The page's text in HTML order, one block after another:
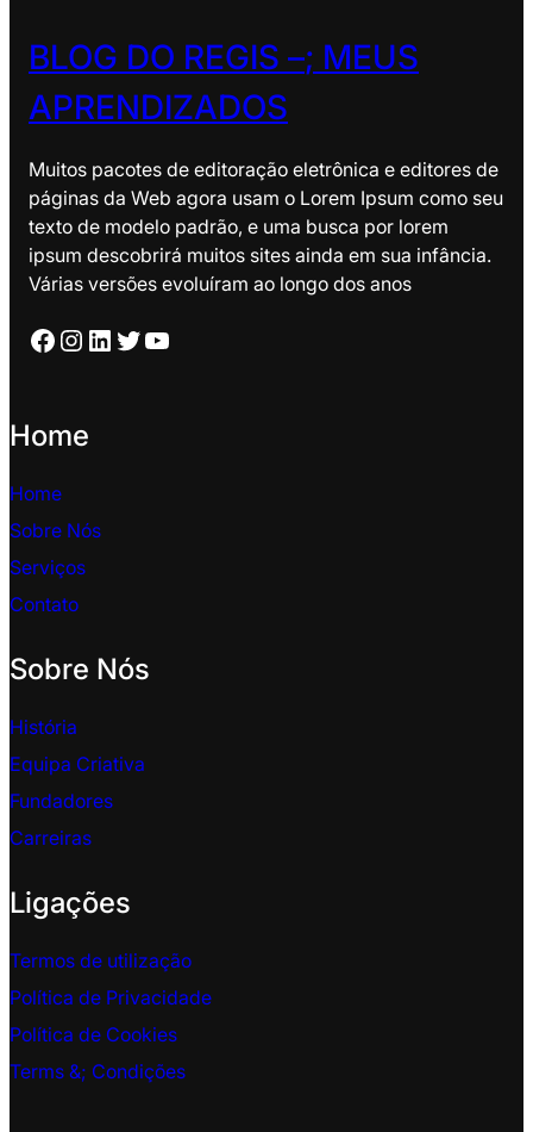
BLOG DO REGIS –; MEUS
APRENDIZADOS
Muitos pacotes de editoração eletrônica e editores de
páginas da Web agora usam o Lorem Ipsum como seu
texto de modelo padrão, e uma busca por lorem
ipsum descobrirá muitos sites ainda em sua infância.
Várias versões evoluíram ao longo dos anos
Facebook Instagram LinkedIn Twitter YouTube
Home
Home
Sobre Nós
Serviços
Contato
Sobre Nós
História
Equipa Criativa
Fundadores
Carreiras
Ligações
Termos de utilização
Política de Privacidade
Política de Cookies
Terms &; Condições